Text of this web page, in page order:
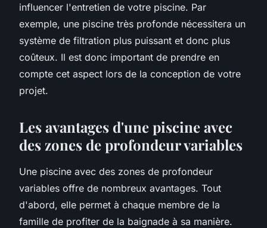
influencer l'entretien de votre piscine. Par
exemple, une piscine très profonde nécessitera un
système de filtration plus puissant et donc plus
coûteux. Il est donc important de prendre en
compte cet aspect lors de la conception de votre
projet.
Les avantages d'une piscine avec
des zones de profondeur variables
Une piscine avec des zones de profondeur
variables offre de nombreux avantages. Tout
d'abord, elle permet à chaque membre de la
famille de profiter de la baignade à sa manière.